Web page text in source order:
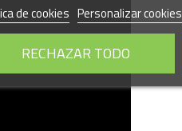
de cookies Personalizar cookies
RECHAZAR TODO